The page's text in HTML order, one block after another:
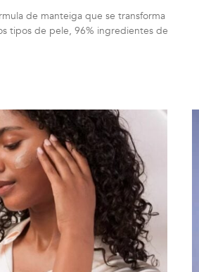
de manteiga que se transforma
tipos de pele, 96% ingredientes de